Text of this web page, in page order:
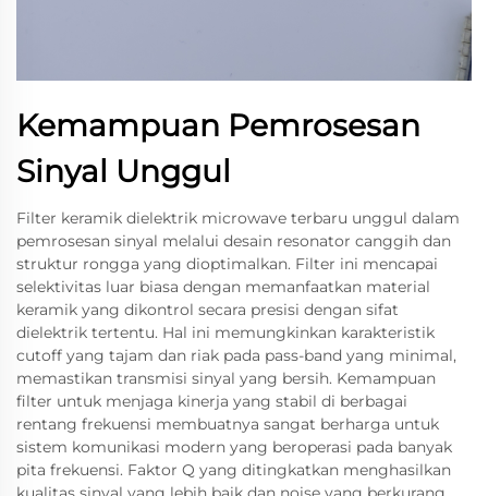
Kemampuan Pemrosesan
Sinyal Unggul
Filter keramik dielektrik microwave terbaru unggul dalam
pemrosesan sinyal melalui desain resonator canggih dan
struktur rongga yang dioptimalkan. Filter ini mencapai
selektivitas luar biasa dengan memanfaatkan material
keramik yang dikontrol secara presisi dengan sifat
dielektrik tertentu. Hal ini memungkinkan karakteristik
cutoff yang tajam dan riak pada pass-band yang minimal,
memastikan transmisi sinyal yang bersih. Kemampuan
filter untuk menjaga kinerja yang stabil di berbagai
rentang frekuensi membuatnya sangat berharga untuk
sistem komunikasi modern yang beroperasi pada banyak
pita frekuensi. Faktor Q yang ditingkatkan menghasilkan